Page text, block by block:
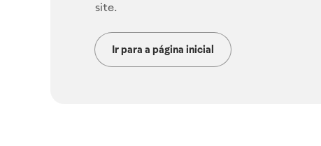
site.
Ir para a página inicial